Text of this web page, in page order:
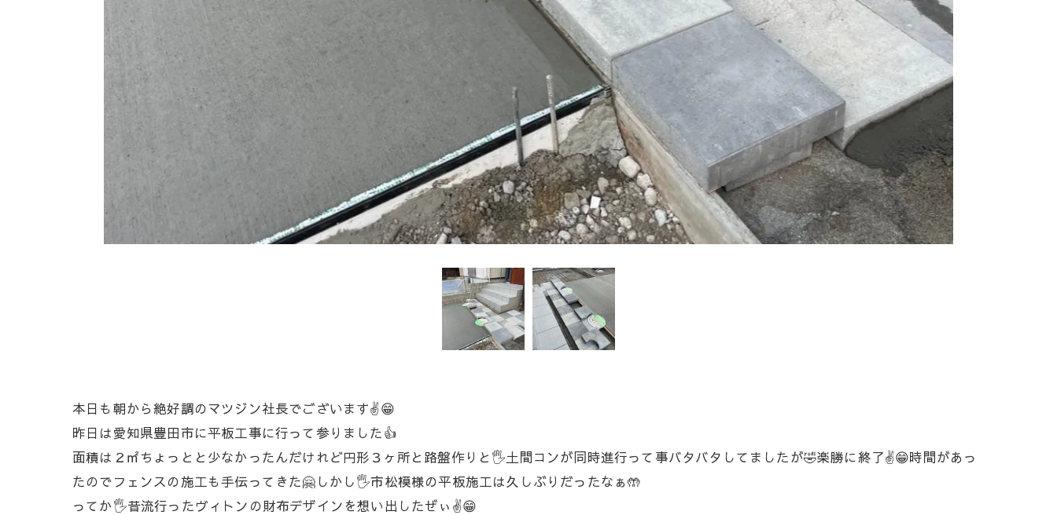
本日も朝から絶好調のマツジン社長でございます✌️😁
昨日は愛知県豊田市に平板工事に行って参りました👍
面積は２㎡ちょっとと少なかったんだけれど円形３ヶ所と路盤作りと🖐️土間コンが同時進行って事バタバタしてましたが🤣楽勝に終了✌️😁時間があっ
たのでフェンスの施工も手伝ってきた🤗しかし🖐️市松模様の平板施工は久しぶりだったなぁ🤲
ってか🖐️昔流行ったヴィトンの財布デザインを想い出したぜぃ✌️😁